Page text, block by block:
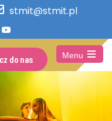
stmit@stmit.pl
do nas
Menu
Open
the
main
menu